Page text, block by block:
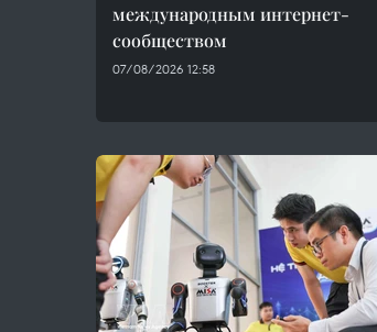
международным интернет-
сообществом
07/08/2026 12:58